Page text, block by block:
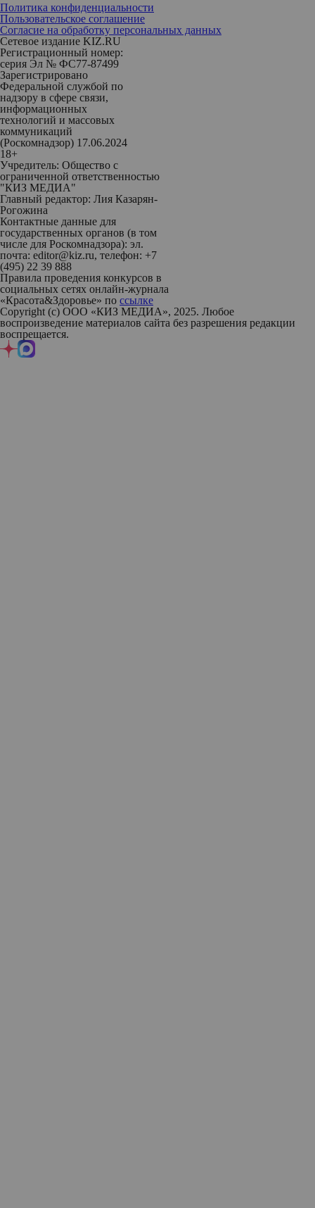
Политика конфиденциальности
Пользовательское соглашение
Согласие на обработку персональных данных
Сетевое издание KIZ.RU
Регистрационный номер:
серия Эл № ФС77-87499
Зарегистрировано
Федеральной службой по
надзору в сфере связи,
информационных
технологий и массовых
коммуникаций
(Роскомнадзор) 17.06.2024
18+
Учредитель: Общество с
ограниченной ответственностью
"КИЗ МЕДИА"
Главный редактор: Лия Казарян-
Рогожина
Контактные данные для
государственных органов (в том
числе для Роскомнадзора): эл.
почта: editor@kiz.ru, телефон: +7
(495) 22 39 888
Правила проведения конкурсов в
социальных сетях онлайн-журнала
«Красота&Здоровье» по ссылке
Copyright (с) ООО «КИЗ МЕДИА», 2025. Любое
воспроизведение материалов сайта без разрешения редакции
воспрещается.